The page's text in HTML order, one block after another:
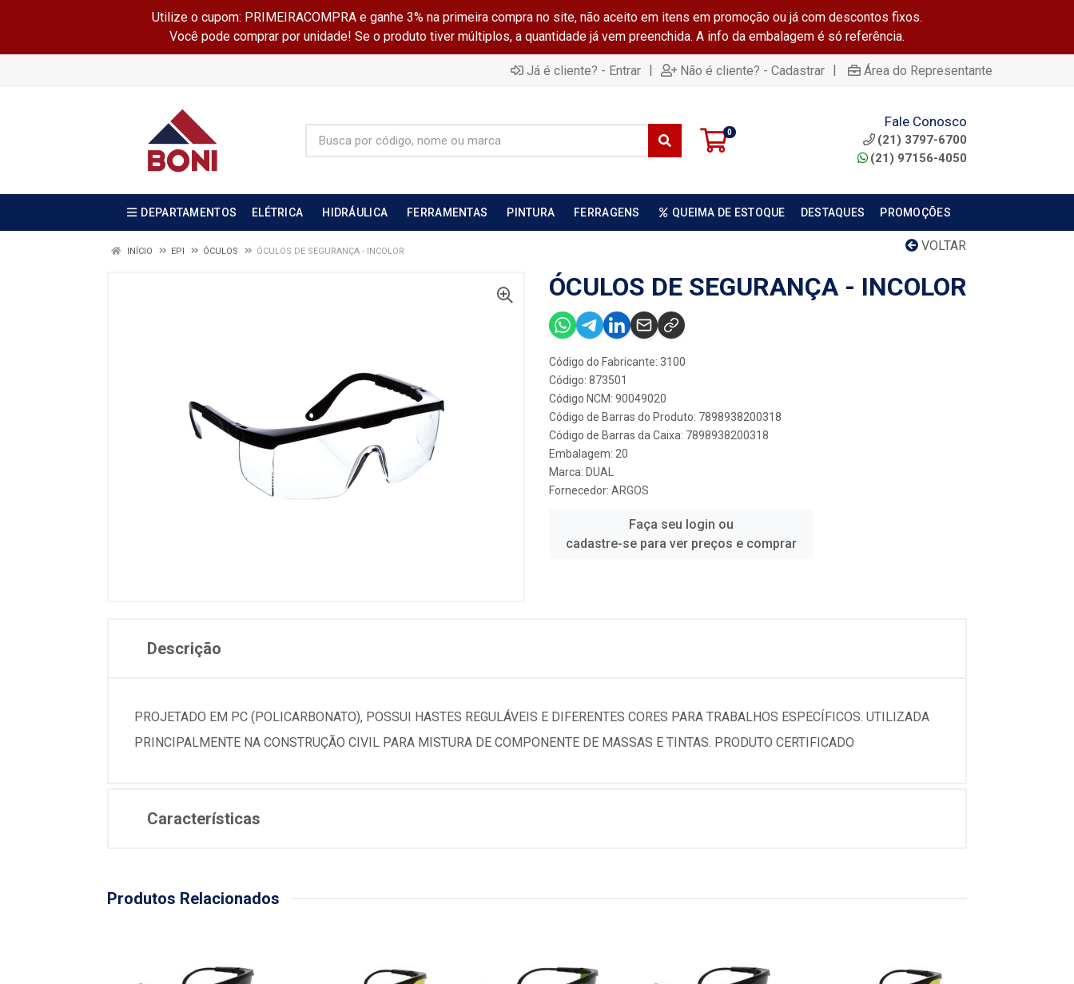
Utilize o cupom: PRIMEIRACOMPRA e ganhe 3% na primeira compra no site, não aceito em itens em promoção ou já com descontos fixos.
Você pode comprar por unidade! Se o produto tiver múltiplos, a quantidade já vem preenchida. A info da embalagem é só referência.
Já é cliente? - Entrar | Não é cliente? - Cadastrar | Área do Representante
0
Fale Conosco
(21) 3797-6700
(21) 97156-4050
DEPARTAMENTOS ELÉTRICA HIDRÁULICA FERRAMENTAS PINTURA FERRAGENS QUEIMA DE ESTOQUE DESTAQUES PROMOÇÕES
VOLTAR
INÍCIO EPI ÓCULOS ÓCULOS DE SEGURANÇA - INCOLOR
ÓCULOS DE SEGURANÇA - INCOLOR
Código do Fabricante: 3100
Código: 873501
Código NCM: 90049020
Código de Barras do Produto: 7898938200318
Código de Barras da Caixa: 7898938200318
Embalagem: 20
Marca: DUAL
Fornecedor: ARGOS
Faça seu login ou
cadastre-se para ver preços e comprar
Descrição
PROJETADO EM PC (POLICARBONATO), POSSUI HASTES REGULÁVEIS E DIFERENTES CORES PARA TRABALHOS ESPECÍFICOS. UTILIZADA
PRINCIPALMENTE NA CONSTRUÇÃO CIVIL PARA MISTURA DE COMPONENTE DE MASSAS E TINTAS. PRODUTO CERTIFICADO
Características
Produtos Relacionados